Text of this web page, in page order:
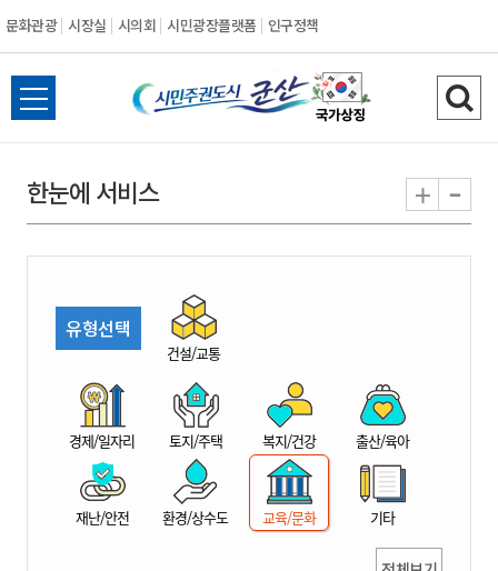
문화관광 시장실 시의회 시민광장플랫폼 인구정책
시
민
권
시
산
전
체
뉴
열
검
색
기
한눈에 서비스 + -
유형선택
건설/교통
경제/일자리 토지/주택 복지/건강 출산/육아
재난/안전 환경/상수도 교육/문화 기타